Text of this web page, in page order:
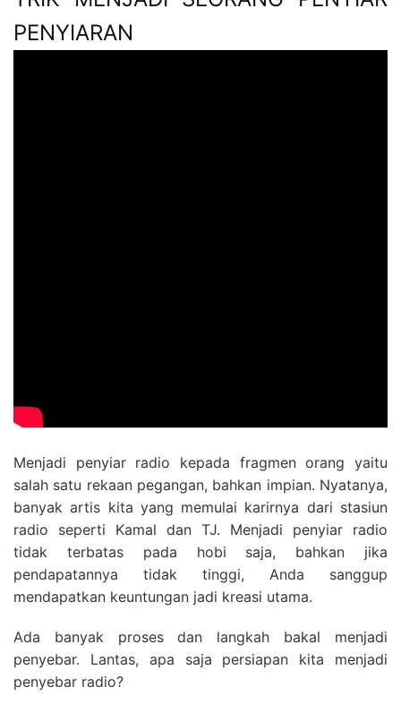
PENYIARAN
Menjadi penyiar radio kepada fragmen orang yaitu
salah satu rekaan pegangan, bahkan impian. Nyatanya,
banyak artis kita yang memulai karirnya dari stasiun
radio seperti Kamal dan TJ. Menjadi penyiar radio
tidak terbatas pada hobi saja, bahkan jika
pendapatannya tidak tinggi, Anda sanggup
mendapatkan keuntungan jadi kreasi utama.
Ada banyak proses dan langkah bakal menjadi
penyebar. Lantas, apa saja persiapan kita menjadi
penyebar radio?